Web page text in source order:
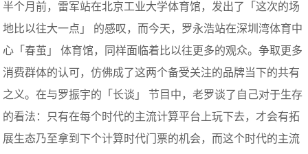
半个月前，雷军站在北京工业大学体育馆，发出了「这次的场
地比以往大一点」 的感叹，而今天，罗永浩站在深圳湾体育中
心「春茧」 体育馆，同样面临着比以往更多的观众。争取更多
消费群体的认可，仿佛成了这两个备受关注的品牌当下的共有
之义。在与罗振宇的「长谈」 节目中，老罗谈了自己对于生存
的看法：只有在每个时代的主流计算平台上玩下去，才会有拓
展生态乃至拿到下个计算时代门票的机会，而这个时代的主流